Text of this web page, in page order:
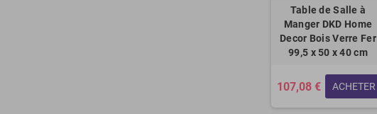
Table de Salle à
Manger DKD Home
Decor Bois Verre Fer
99,5 x 50 x 40 cm
107,08 € ACHETER